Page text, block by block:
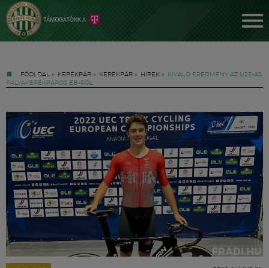
FŐOLDAL » KERÉKPÁR » KERÉKPÁR » HÍREK »
KIVÁLÓ EREDMÉNY AZ U23-AS
PÁLYAKERÉKPÁROS EB-RŐL
Jegyek
FM YouTube +
Hírek